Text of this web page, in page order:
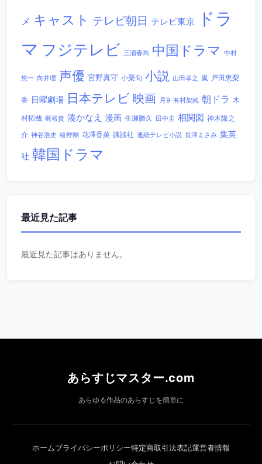
メ キャスト テレビ朝日 テレビ東京
ドラ
マ フジテレビ 三浦春馬 中国ドラマ 中村
悠一 向井理 声優 宮野真守 小栗旬 小説 山田孝之 嵐 戸田恵梨
香 日曜劇場 日本テレビ 映画 月9 有村架純 朝ドラ 木
村拓哉 梶裕貴 湊かなえ 漫画 生瀬勝久 田中圭 相関図 神木隆之
介 神谷浩史 綾野剛 花澤香菜 講談社 連続テレビ小説 長澤まさみ 集英
社 韓国ドラマ
最近見た記事
最近見た記事はありません。
あらすじマスター.com
あらゆる作品のあらすじを簡単に
ホームプライバシーポリシー特定商取引法表記運営者情報